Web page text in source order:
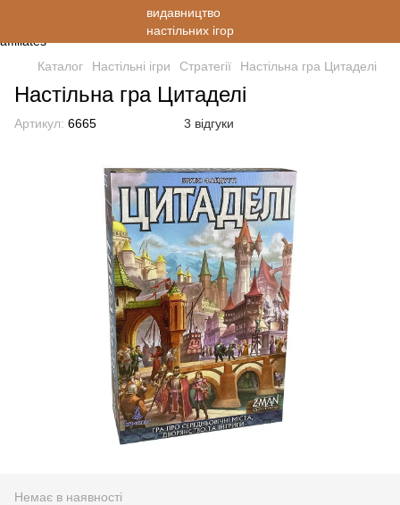
Каталог Настільні ігри Стратегії Настільна гра Цитаделі
Настільна гра Цитаделі
Артикул: 6665 3 відгуки
Немає в наявності